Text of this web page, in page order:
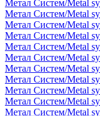
Метал Систем/Metal
Метал Систем/Metal
Метал Систем/Metal
Метал Систем/Metal
Метал Систем/Metal
Метал Систем/Metal
Метал Систем/Metal
Метал Систем/Metal
Метал Систем/Metal
Метал Систем/Metal
Метал Систем/Metal